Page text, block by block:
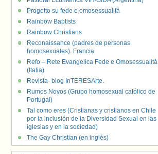
Progetto su fede e omosessualità
Rainbow Baptists
Rainbow Christians
Reconaissance (padres de personas
homosexuales). Francia
Refo – Rete Evangelica Fede e Omosessualità
(Italia)
Revista- blog InTERESArte.
Rumos Novos (Grupo homosexual católico de
Portugal)
Tal como eres (Cristianas y cristianos en Chile
por la inclusión de la Diversidad Sexual en las
iglesias y en la sociedad)
The Gay Christian (en inglés)